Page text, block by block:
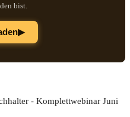
bist.
▶
- Komplettwebinar Juni